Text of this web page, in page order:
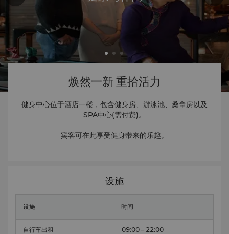
焕然一新 重拾活力
健身中心位于酒店一楼，包含健身房、游泳池、桑拿房以及
SPA中心(需付费)。
宾客可在此享受健身带来的乐趣。
设施
设施 时间
自行车出租 09:00 – 22:00